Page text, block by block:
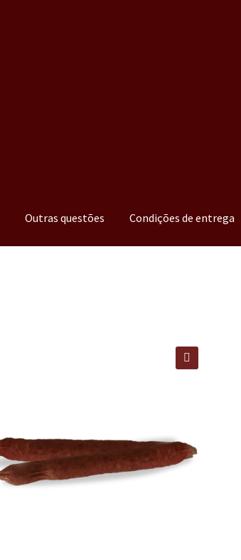
Outras questões Condições de entrega